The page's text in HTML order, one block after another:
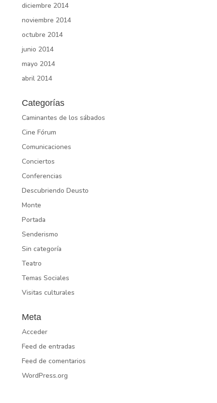
diciembre 2014
noviembre 2014
octubre 2014
junio 2014
mayo 2014
abril 2014
Categorías
Caminantes de los sábados
Cine Fórum
Comunicaciones
Conciertos
Conferencias
Descubriendo Deusto
Monte
Portada
Senderismo
Sin categoría
Teatro
Temas Sociales
Visitas culturales
Meta
Acceder
Feed de entradas
Feed de comentarios
WordPress.org